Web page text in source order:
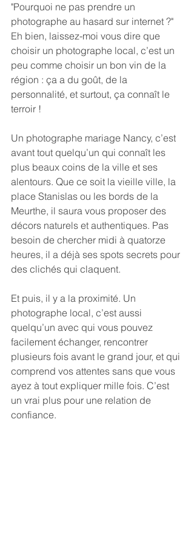
"Pourquoi ne pas prendre un
photographe au hasard sur internet ?"
Eh bien, laissez-moi vous dire que
choisir un photographe local, c’est un
peu comme choisir un bon vin de la
région : ça a du goût, de la
personnalité, et surtout, ça connaît le
terroir !
Un photographe mariage Nancy, c’est
avant tout quelqu’un qui connaît les
plus beaux coins de la ville et ses
alentours. Que ce soit la vieille ville, la
place Stanislas ou les bords de la
Meurthe, il saura vous proposer des
décors naturels et authentiques. Pas
besoin de chercher midi à quatorze
heures, il a déjà ses spots secrets pour
des clichés qui claquent.
Et puis, il y a la proximité. Un
photographe local, c’est aussi
quelqu’un avec qui vous pouvez
facilement échanger, rencontrer
plusieurs fois avant le grand jour, et qui
comprend vos attentes sans que vous
ayez à tout expliquer mille fois. C’est
un vrai plus pour une relation de
confiance.